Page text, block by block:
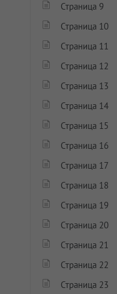
Страница 9
Страница 10
Страница 11
Страница 12
Страница 13
Страница 14
Страница 15
Страница 16
Страница 17
Страница 18
Страница 19
Страница 20
Страница 21
Страница 22
Страница 23